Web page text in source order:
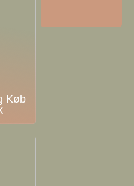
Køb